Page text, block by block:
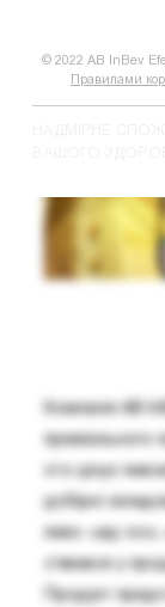
© 2022 AB InBev
Правилами
Компанія AB
преміального
хто цінує
добірні
пиво
з’явився у
Продукт